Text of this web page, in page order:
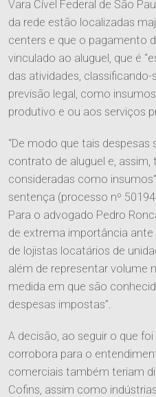
O
Áreas
Família e
Ver
Entre
Vara Cível Federal de São
da rede estão localizadas
centers e que o pagamento
vinculado ao aluguel, que é
das atividades,
previsão legal, como
produtivo e ou aos serviços
“De modo que tais
contrato de aluguel e,
consideradas como
sentença (processo nº
Para o advogado Pedro
de extrema importância
de lojistas locatários de
além de representar volume
medida em que são
despesas impostas”.
A decisão, ao seguir o que
corrobora para o
comerciais também teriam
Cofins, assim como